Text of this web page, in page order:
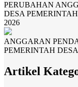
PERUBAHAN
DESA
2026
ANGGARAN
PEMERINTAH
Artikel